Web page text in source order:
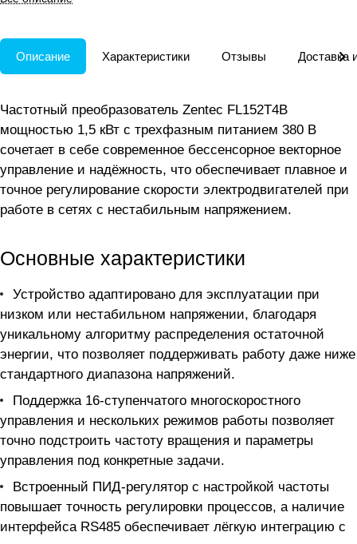
функциям защиты.
Описание Характеристики Отзывы Доставка
Частотный преобразователь Zentec FL152T4B
мощностью 1,5 кВт с трехфазным питанием 380 В
сочетает в себе современное бессенсорное векторное
управление и надёжность, что обеспечивает плавное и
точное регулирование скорости электродвигателей при
работе в сетях с нестабильным напряжением.
Основные характеристики
Устройство адаптировано для эксплуатации при
низком или нестабильном напряжении, благодаря
уникальному алгоритму распределения остаточной
энергии, что позволяет поддерживать работу даже ниже
стандартного диапазона напряжений.
Поддержка 16-ступенчатого многоскоростного
управления и нескольких режимов работы позволяет
точно подстроить частоту вращения и параметры
управления под конкретные задачи.
Встроенный ПИД-регулятор с настройкой частоты
повышает точность регулировки процессов, а наличие
интерфейса RS485 обеспечивает лёгкую интеграцию с